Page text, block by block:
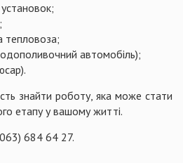
тепловоза;
автомобіль);
знайти роботу, яка може стати
етапу у вашому житті.
684 64 27.